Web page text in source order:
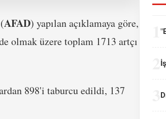
AFAD) yapılan açıklamaya göre,
olmak üzere toplam 1713 artçı
898'i taburcu edildi, 137